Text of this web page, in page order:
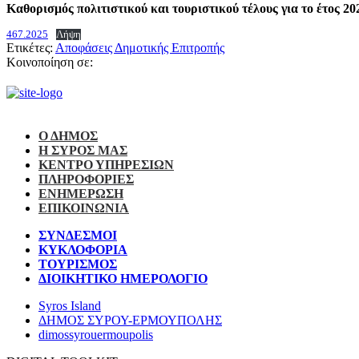
Καθορισμός πολιτιστικού και τουριστικού τέλους για το έτος
467.2025 Λήψη
Ετικέτες: Αποφάσεις Δημοτικής Επιτροπής
Κοινοποίηση σε:
Ο ΔΗΜΟΣ
Η ΣΥΡΟΣ ΜΑΣ
ΚΕΝΤΡΟ ΥΠΗΡΕΣΙΩΝ
ΠΛΗΡΟΦΟΡΙΕΣ
ΕΝΗΜΕΡΩΣΗ
ΕΠΙΚΟΙΝΩΝΙΑ
ΣΥΝΔΕΣΜΟΙ
ΚΥΚΛΟΦΟΡΙΑ
ΤΟΥΡΙΣΜΟΣ
ΔΙΟΙΚΗΤΙΚΟ ΗΜΕΡΟΛΟΓΙΟ
Syros Island
ΔΗΜΟΣ ΣΥΡΟΥ-ΕΡΜΟΥΠΟΛΗΣ
dimossyrouermoupolis